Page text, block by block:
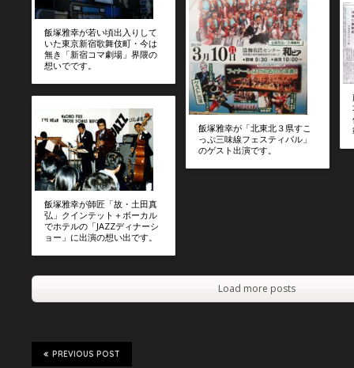
飯塚雅幸が若い頃出入りして
いた東京新宿歌舞伎町・今は
無き「新宿コマ劇場」界隈の
想いでです。
飯塚雅幸が師匠「故・土田真
弘」クインテット＋ボーカル
でホテルの「JAZZディナーシ
ョー」に出演の想い出です。
飯塚雅幸が「北東北３県すこ
っぷ三味線フェスティバル」
のゲスト出演です。
Load more posts
PREVIOUS POST